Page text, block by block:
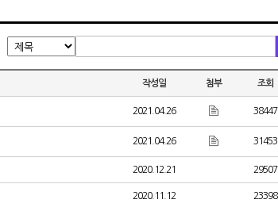
작성일 첨부 조회
2021.04.26 38447
2021.04.26 31453
2020.12.21 29507
2020.11.12 23398